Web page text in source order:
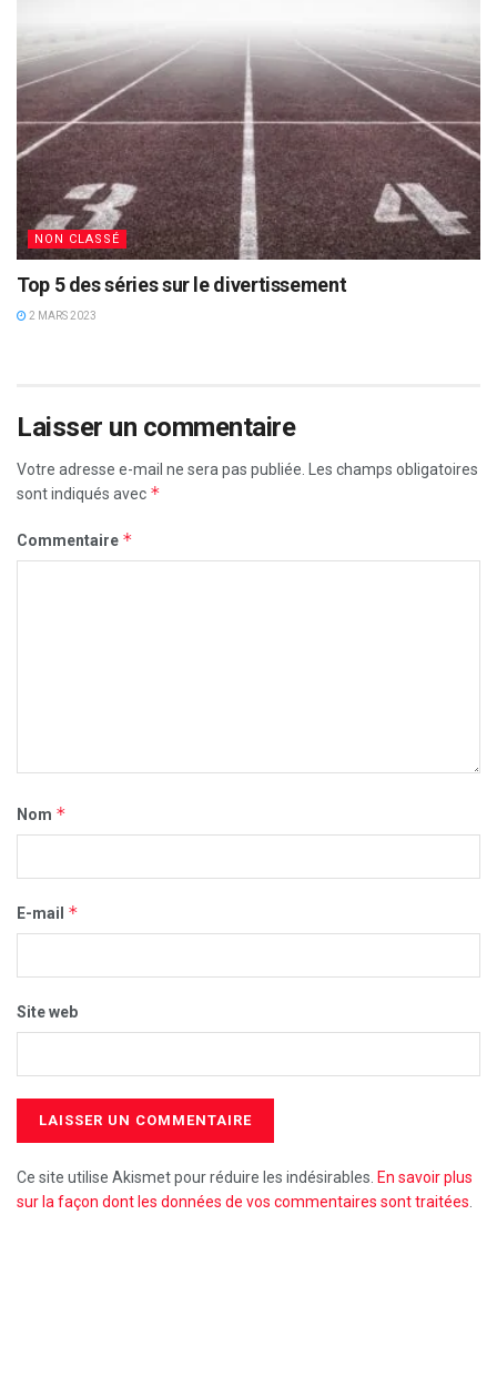
NON CLASSÉ
Top 5 des séries sur le divertissement
2 MARS 2023
Laisser un commentaire
Votre adresse e-mail ne sera pas publiée.
Les champs obligatoires
sont indiqués avec *
Commentaire *
Nom *
E-mail *
Site web
Ce site utilise Akismet pour réduire les indésirables. En savoir plus
sur la façon dont les données de vos commentaires sont traitées